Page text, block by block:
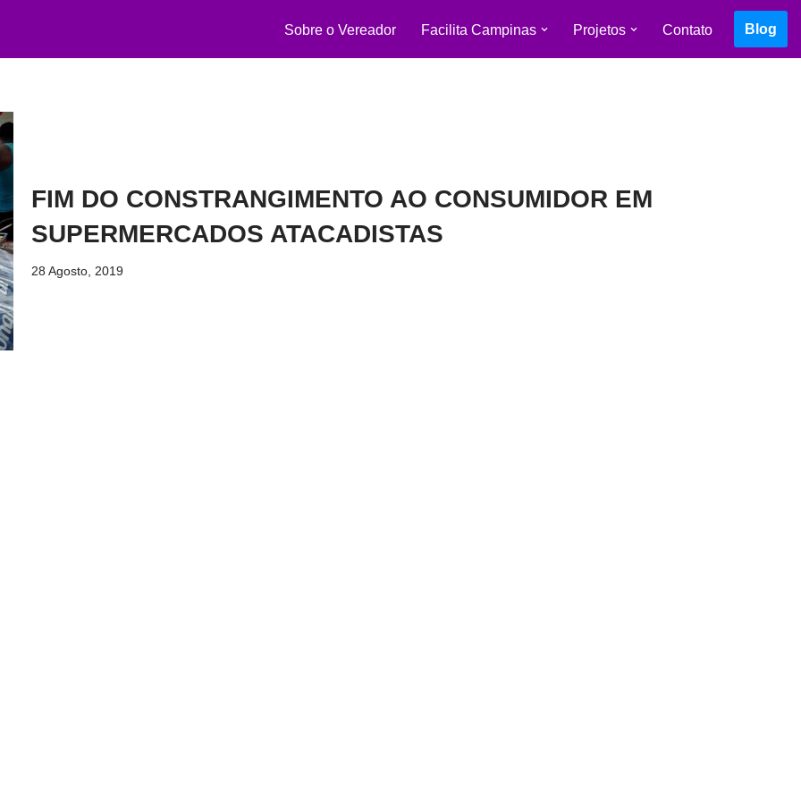
Sobre o Vereador Facilita Campinas Projetos Contato Blog
FIM DO CONSTRANGIMENTO AO CONSUMIDOR EM
SUPERMERCADOS ATACADISTAS
28 Agosto, 2019